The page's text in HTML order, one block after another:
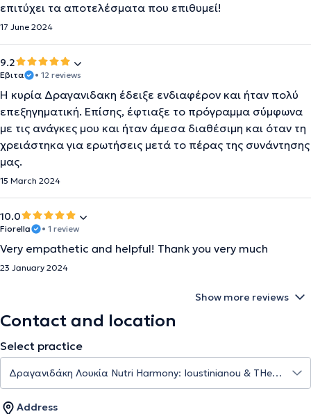
επιτύχει τα αποτελέσματα που επιθυμεί!
17 June 2024
9.2
Εβιτα • 12 reviews
Η κυρία Δραγανιδακη έδειξε ενδιαφέρον και ήταν πολύ
επεξηγηματική. Επίσης, έφτιαξε το πρόγραμμα σύμφωνα
με τις ανάγκες μου και ήταν άμεσα διαθέσιμη και όταν τη
χρειάστηκα για ερωτήσεις μετά το πέρας της συνάντησης
μας.
15 March 2024
10.0
Fiorella • 1 review
Very empathetic and helpful! Thank you very much
23 January 2024
Show more reviews
Contact and location
Select practice
Address